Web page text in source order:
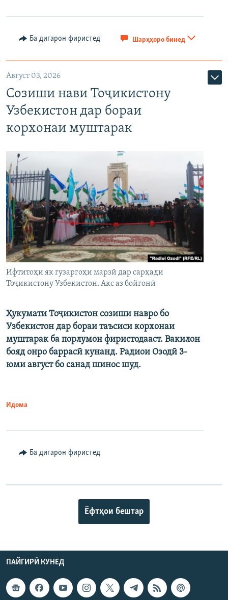
Ба дигарон фиристед Шарҳҳоро бинед
Август 03, 2026
Созиши нави Тоҷикистону
Узбекистон дар бораи
корхонаи муштарак
Ифтитоҳи як гузаргоҳи марзӣ дар сарҳади
Тоҷикистону Узбекистон. Акс аз бойгонӣ
Ҳукумати Тоҷикистон созиши навро бо
Узбекистон дар бораи таъсиси корхонаи
муштарак ба порлумон фиристодааст. Вакилон
бояд онро баррасӣ кунанд. Радиои Озодӣ 3-
юми август бо санад шинос шуд.
Идома
Ба дигарон фиристед
Ёфтҳои бештар
ПАЙГИРӢ КУНЕД